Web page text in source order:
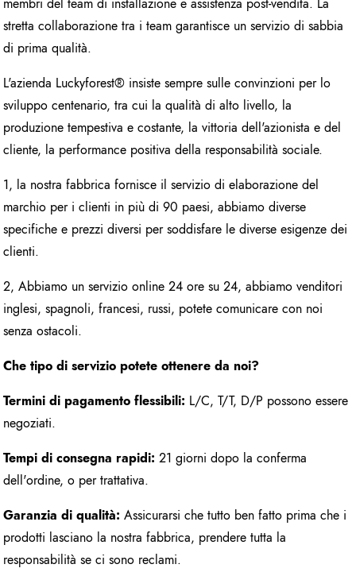
stretta collaborazione tra i team garantisce un servizio di sabbia
di prima qualità.
L'azienda Luckyforest® insiste sempre sulle convinzioni per lo
sviluppo centenario, tra cui la qualità di alto livello, la
produzione tempestiva e costante, la vittoria dell'azionista e del
cliente, la performance positiva della responsabilità sociale.
1, la nostra fabbrica fornisce il servizio di elaborazione del
marchio per i clienti in più di 90 paesi, abbiamo diverse
specifiche e prezzi diversi per soddisfare le diverse esigenze dei
clienti.
2, Abbiamo un servizio online 24 ore su 24, abbiamo venditori
inglesi, spagnoli, francesi, russi, potete comunicare con noi
senza ostacoli.
Che tipo di servizio potete ottenere da noi?
Termini di pagamento flessibili: L/C, T/T, D/P possono essere
negoziati.
Tempi di consegna rapidi: 21 giorni dopo la conferma
dell'ordine, o per trattativa.
Garanzia di qualità: Assicurarsi che tutto ben fatto prima che i
prodotti lasciano la nostra fabbrica, prendere tutta la
responsabilità se ci sono reclami.